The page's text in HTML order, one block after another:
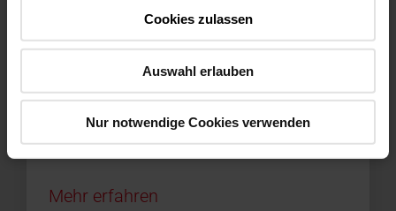
Cookies zulassen
Auswahl erlauben
Nur notwendige Cookies verwenden
Mehr erfahren